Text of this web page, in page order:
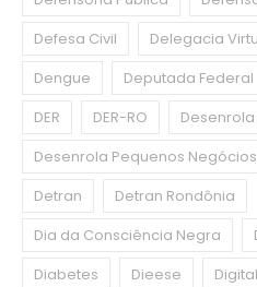
Defesa Civil
Delegacia
Dengue
Deputada Federal
DER
DER-RO Desenrola
Desenrola Pequenos Negócios
Detran
Detran Rondônia
Dia da Consciência Negra
Diabetes
Dieese